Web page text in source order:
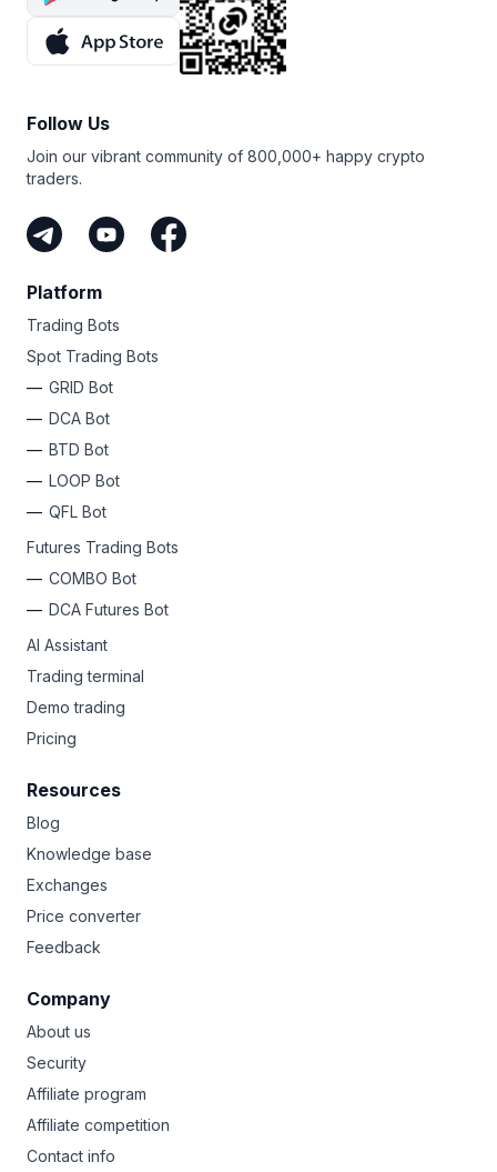
Follow Us
Join our vibrant community of 800,000+ happy crypto
traders.
Platform
Trading Bots
Spot Trading Bots
GRID Bot
DCA Bot
BTD Bot
LOOP Bot
QFL Bot
Futures Trading Bots
COMBO Bot
DCA Futures Bot
AI Assistant
Trading terminal
Demo trading
Pricing
Resources
Blog
Knowledge base
Exchanges
Price converter
Feedback
Company
About us
Security
Affiliate program
Affiliate competition
Contact info